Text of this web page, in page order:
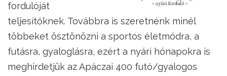
fordulóját
teljesítőknek. Továbbra is szeretnénk minél
többeket ösztönözni a sportos életmódra, a
futásra, gyaloglásra, ezért a nyári hónapokra is
meghirdetjük az Apáczai 400 futó/gyalogos